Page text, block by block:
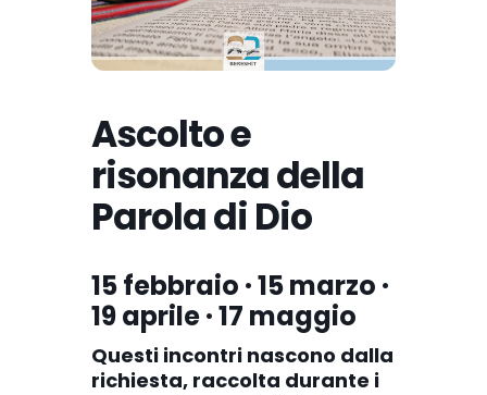
Ascolto e
risonanza della
Parola di Dio
15 febbraio · 15 marzo ·
19 aprile · 17 maggio
Questi incontri nascono dalla
richiesta, raccolta durante i